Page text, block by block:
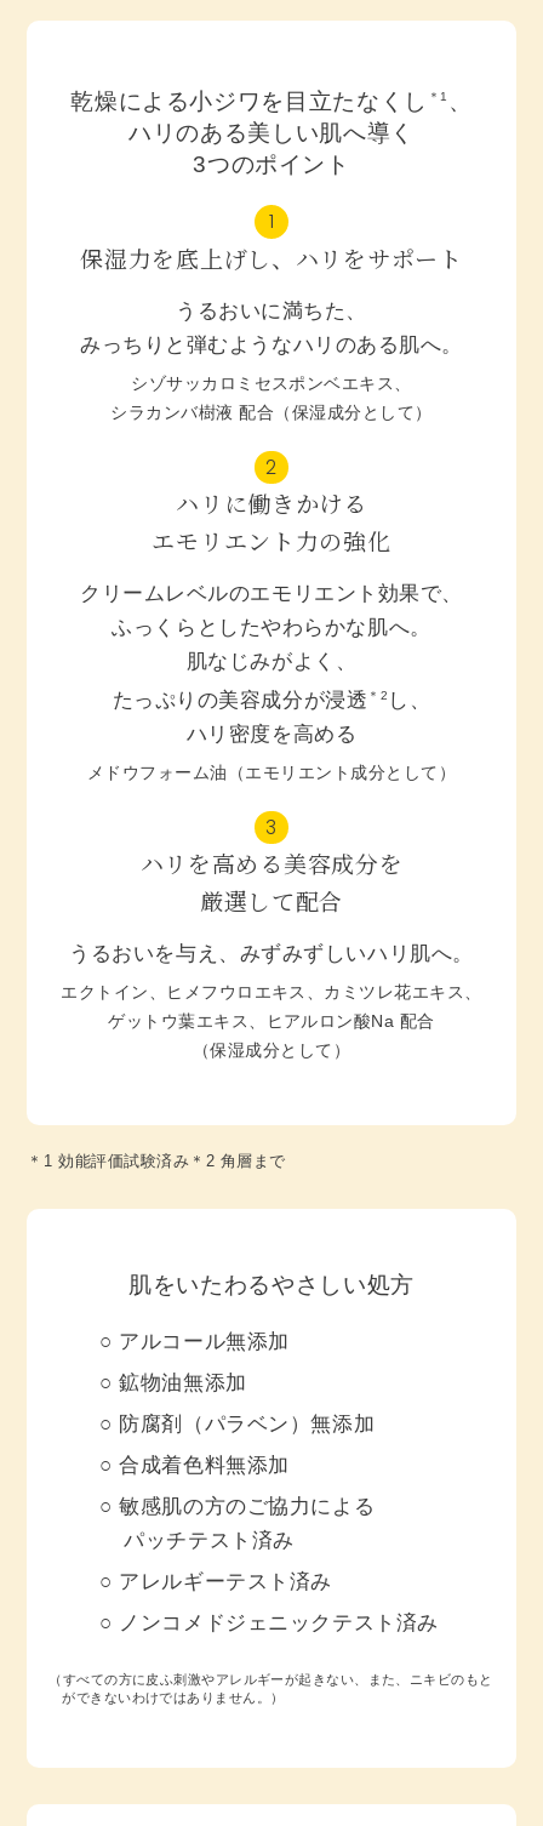
乾燥による小ジワを目立たなくし ＊1 、
ハリのある美しい肌へ導く
3つのポイント
1
保湿力を底上げし、ハリをサポート
うるおいに満ちた、
みっちりと弾むようなハリのある肌へ。
シゾサッカロミセスポンベエキス、
シラカンバ樹液 配合（保湿成分として）
2
ハリに働きかける
エモリエント力の強化
クリームレベルのエモリエント効果で、
ふっくらとしたやわらかな肌へ。
肌なじみがよく、
たっぷりの美容成分が浸透 ＊2 し、
ハリ密度を高める
メドウフォーム油（エモリエント成分として）
3
ハリを高める美容成分を
厳選して配合
うるおいを与え、みずみずしいハリ肌へ。
エクトイン、ヒメフウロエキス、カミツレ花エキス、
ゲットウ葉エキス、ヒアルロン酸Na 配合
（保湿成分として）
＊1 効能評価試験済み ＊2 角層まで
肌をいたわるやさしい処方
アルコール無添加
鉱物油無添加
防腐剤（パラベン）無添加
合成着色料無添加
敏感肌の方のご協力による
パッチテスト済み
アレルギーテスト済み
ノンコメドジェニックテスト済み
（すべての方に皮ふ刺激やアレルギーが起きない、また、ニキビのもと
ができないわけではありません。）